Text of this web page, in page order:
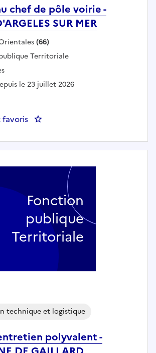
chef de pôle voirie -
SUR MER
:
(66)
:Territoriale
:
le 23 juillet 2026
: Adjoint au chef de pôle voirie -
polyvalent -
technique et logistique
Fonction
publique
Territoriale